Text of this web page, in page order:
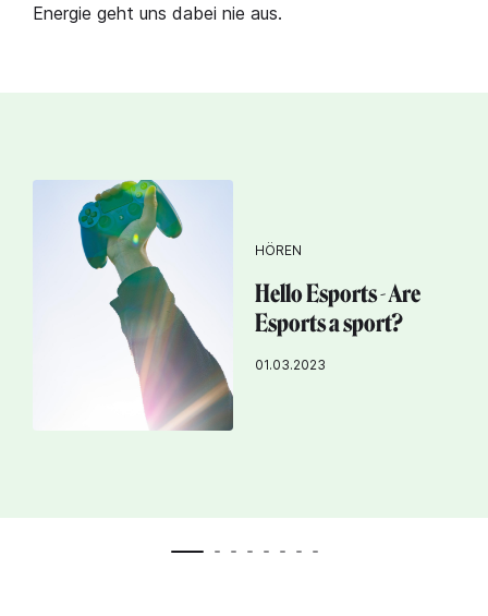
Energie geht uns dabei nie aus.
HÖREN
Hello Esports - Are
Esports a sport?
01.03.2023